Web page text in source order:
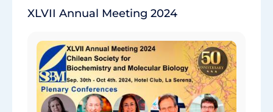
XLVII Annual Meeting 2024